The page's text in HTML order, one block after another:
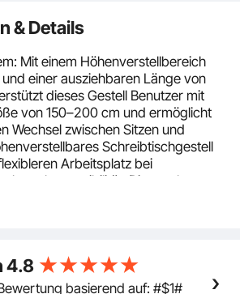
& Details
Mit einem Höhenverstellbereich
einer ausziehbaren Länge von
dieses Gestell Benutzer mit
von 150–200 cm und ermöglicht
Wechsel zwischen Sitzen und
Schreibtischgestell
Arbeitsplatz bei
Diese robusten
viele handelsübliche Tischplatten
Ihres Arbeitsplatzes
Das Doppelmotorsystem
4.8
basierend auf: #$1#